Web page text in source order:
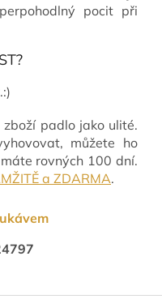
pocit při
padlo jako ulité.
můžete ho
rovných 100 dní.
a ZDARMA.